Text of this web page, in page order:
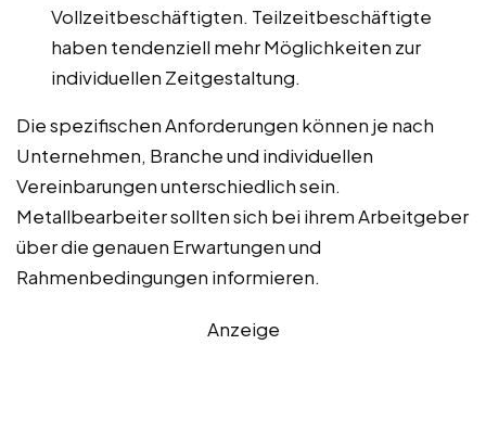
Vollzeitbeschäftigten. Teilzeitbeschäftigte
haben tendenziell mehr Möglichkeiten zur
individuellen Zeitgestaltung.
Die spezifischen Anforderungen können je nach
Unternehmen, Branche und individuellen
Vereinbarungen unterschiedlich sein.
Metallbearbeiter sollten sich bei ihrem Arbeitgeber
über die genauen Erwartungen und
Rahmenbedingungen informieren.
Anzeige